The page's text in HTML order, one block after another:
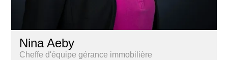
Nina Aeby
Cheffe d'équipe gérance immobilière